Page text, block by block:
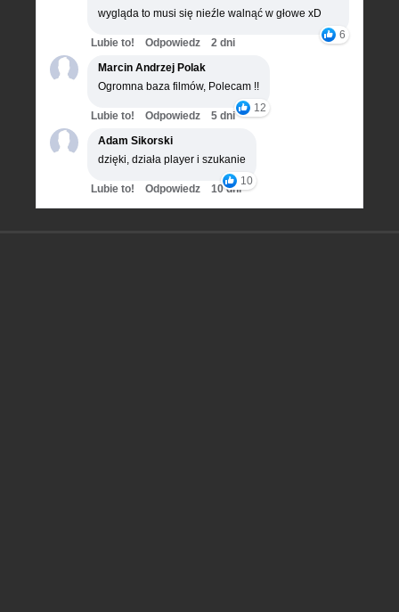
wygląda to musi się nieźle walnąć w głowe xD
6
Lubie to! Odpowiedz
2 dni
Marcin Andrzej Polak
Ogromna baza filmów, Polecam !!
12
Lubie to! Odpowiedz
5 dni
Adam Sikorski
dzięki, działa player i szukanie
10
Lubie to! Odpowiedz 10 dni